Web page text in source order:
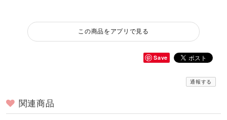
この商品をアプリで見る
Save
通報する
関連商品